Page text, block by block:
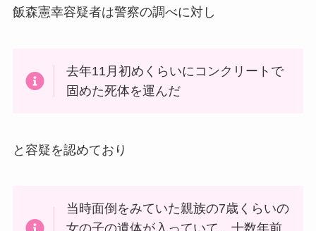
飯森憲幸容疑者は警察の調べに対し
去年11月初めくらいにコンクリートで
固めた死体を運んだ
と容疑を認めており
当時面倒をみていた親族の7歳くらいの